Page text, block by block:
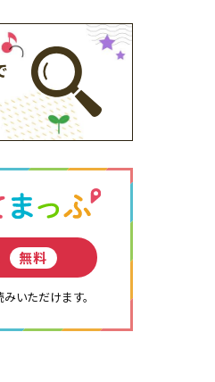
無料
いただけます。